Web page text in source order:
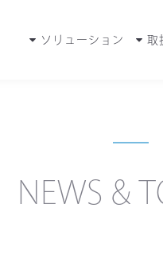
ソリューション 取
NEWS &